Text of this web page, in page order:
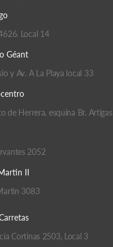
Local 14
Géant
y Av. A La Playa local 33
de Herrera, esquina Br. Artigas
2052
II
3083
Cortinas 2503, Local 3